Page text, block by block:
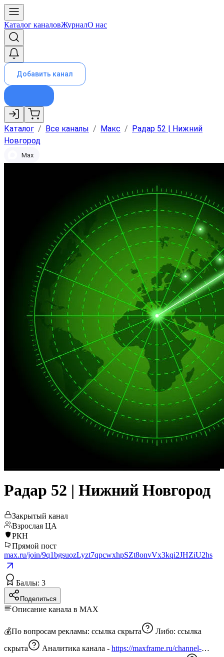
Каталог каналовЖурналО нас
Добавить канал
Каталог / Все каналы / Макс / Радар 52 | Нижний
Новгород
Max
Радар 52 | Нижний Новгород
Закрытый канал
Взрослая ЦА
РКН
Прямой пост
max.ru/join/9q1bgsuozLyzt7qpcwxhpSZt8onvVx3kqi2JHZiU2hs
Баллы: 3
Поделиться
Описание канала в MAX
💰По вопросам рекламы: ссылка скрыта Либо: ссылка
скрыта
Аналитика канала - https://maxframe.ru/channel-